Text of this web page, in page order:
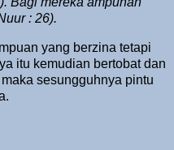
: 26).
yang berzina tetapi
itu kemudian bertobat dan
sesungguhnya pintu